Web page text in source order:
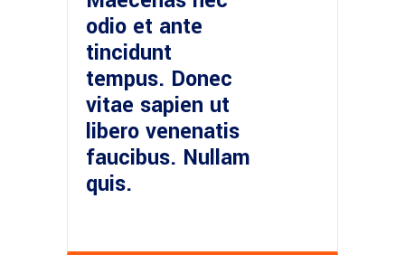
odio et ante
tincidunt
tempus. Donec
vitae sapien ut
libero venenatis
faucibus. Nullam
quis.